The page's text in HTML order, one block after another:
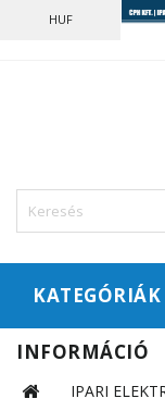
HUF
KATEGÓRIÁK
INFORMÁCIÓ
IPARI